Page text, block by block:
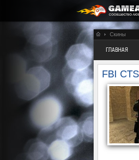
Скины
ГЛАВНАЯ
FBI